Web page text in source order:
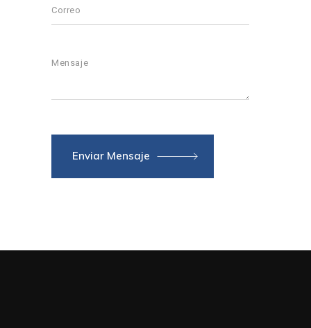
Enviar Mensaje